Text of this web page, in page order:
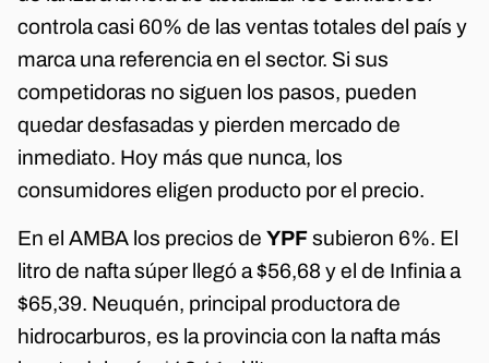
controla casi 60% de las ventas totales del país y
marca una referencia en el sector. Si sus
competidoras no siguen los pasos, pueden
quedar desfasadas y pierden mercado de
inmediato. Hoy más que nunca, los
consumidores eligen producto por el precio.
En el AMBA los precios de YPFsubieron 6%. El
litro de nafta súper llegó a $56,68 y el de Infinia a
$65,39. Neuquén, principal productora de
hidrocarburos, es la provincia con la nafta más